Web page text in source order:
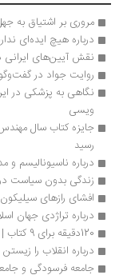
مروری بر اشتیاق به
درباره هیچ ایده‌ای
نقش آیین‌های
روایت جواد در
ویسی
رسید
درباره ناسیونالیسم
زندگی بدون سیاست
افشای رازهای
درباره تراژدی جهان
120دقیقه برای ‌9 کتاب‌ | عماد افروغ
درباره انقلاب را
جامعه فرسودگی و